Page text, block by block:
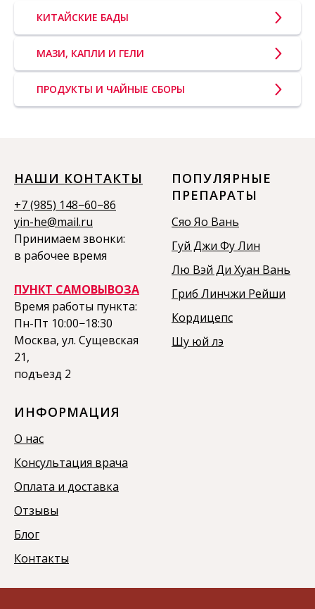
КИТАЙСКИЕ БАДЫ
МАЗИ, КАПЛИ И ГЕЛИ
ПРОДУКТЫ И ЧАЙНЫЕ СБОРЫ
НАШИ КОНТАКТЫ
+7 (985) 148−60−86
yin-he@mail.ru
Принимаем звонки:
в рабочее время
ПУНКТ САМОВЫВОЗА
Время работы пункта:
Пн-Пт 10:00−18:30
Москва, ул. Сущевская
21,
подъезд 2
ПОПУЛЯРНЫЕ
ПРЕПАРАТЫ
Сяо Яо Вань
Гуй Джи Фу Лин
Лю Вэй Ди Хуан Вань
Гриб Линчжи Рейши
Кордицепс
Шу юй лэ
ИНФОРМАЦИЯ
О нас
Консультация врача
Оплата и доставка
Отзывы
Блог
Контакты